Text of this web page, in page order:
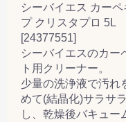
シーバイエス カーペ
プ クリスタプロ 5L
[24377551]
シーバイエスのカー
ト用クリーナー。
少量の洗浄液で汚れ
めて(結晶化)サラサ
し、乾燥後バキュー